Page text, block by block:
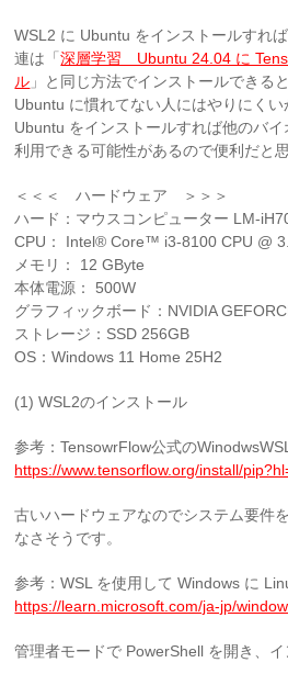
WSL2 に Ubuntu をインストールすれ
連は「深層学習 Ubuntu 24.04 に
ル 」と同じ方法でインストールできる
Ubuntu に慣れてない人にはやりにく
Ubuntu をインストールすれば他のバ
利用できる可能性があるので便利だと思
＜＜＜ ハードウェア ＞＞＞
ハード：マウスコンピューター LM-
CPU： Intel® Core™ i3-8100 CPU @
メモリ： 12 GByte
本体電源： 500W
グラフィックボード：NVIDIA
ストレージ：SSD 256GB
OS：Windows 11 Home 25H2
(1) WSL2のインストール
参考：TensowrFlow公式の
https://www.tensorflow.org/install/
古いハードウェアなのでシステム要件
なさそうです。
参考：WSL を使用して Windows に
https://learn.microsoft.com/ja-jp/
管理者モードで PowerShell を開き、